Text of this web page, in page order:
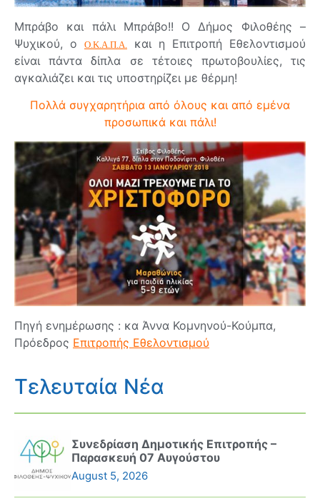
Μπράβο και πάλι Μπράβο!! Ο Δήμος Φιλοθέης –
Ψυχικού, ο
Ο.Κ.Α.Π.Α.
και η Επιτροπή Εθελοντισμού
είναι πάντα δίπλα σε τέτοιες πρωτοβουλίες, τις
αγκαλιάζει και τις υποστηρίζει με θέρμη!
Πολλά συγχαρητήρια από όλους και από εμένα
προσωπικά και πάλι!
Πηγή ενημέρωσης : κα Άννα Κομνηνού-Κούμπα,
Πρόεδρος Επιτροπής Εθελοντισμού
Τελευταία Νέα
Συνεδρίαση Δημοτικής Επιτροπής –
Παρασκευή 07 Αυγούστου
August 5, 2026